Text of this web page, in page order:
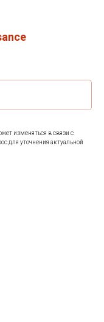
изменяться в связи с
для уточнения актуальной